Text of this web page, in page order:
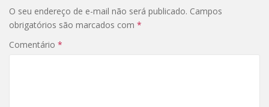
O seu endereço de e-mail não será publicado. Campos
obrigatórios são marcados com *
Comentário *